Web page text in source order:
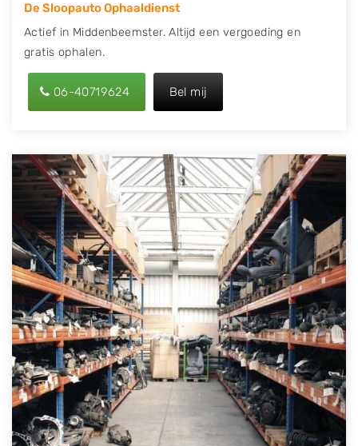
De Sloopauto Ophaaldienst
Actief in Middenbeemster. Altijd een vergoeding en
gratis ophalen.
06-40719624 Bel mij